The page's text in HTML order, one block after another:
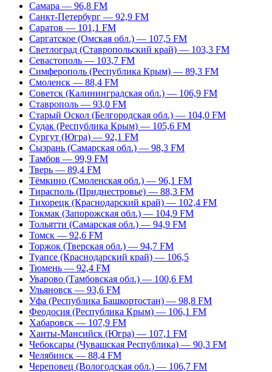
Самара — 96,8 FM
Санкт-Петербург — 92,9 FM
Саратов — 101,1 FM
Саргатское (Омская обл.) — 107,5 FM
Светлоград (Ставропольский край) — 103,3 FM
Севастополь — 103,7 FM
Симферополь (Республика Крым) — 89,3 FM
Смоленск — 88,4 FM
Советск (Калининградская обл.) — 106,9 FM
Ставрополь — 93,0 FM
Старый Оскол (Белгородская обл.) — 104,0 FM
Судак (Республика Крым) — 105,6 FM
Сургут (Югра) — 92,1 FM
Сызрань (Самарская обл.) — 98,3 FM
Тамбов — 99,9 FM
Тверь — 89,4 FM
Тёмкино (Смоленская обл.) — 96,1 FM
Тирасполь (Приднестровье) — 88,3 FM
Тихорецк (Краснодарский край) — 102,4 FM
Токмак (Запорожская обл.) — 104,9 FM
Тольятти (Самарская обл.) — 94,9 FM
Томск — 92,6 FM
Торжок (Тверская обл.) — 94,7 FM
Туапсе (Краснодарский край) — 106,5
Тюмень — 92,4 FM
Уварово (Тамбовская обл.) — 100,6 FM
Ульяновск — 93,6 FM
Уфа (Республика Башкортостан) — 98,8 FM
Феодосия (Республика Крым) — 106,1 FM
Хабаровск — 107,9 FM
Ханты-Мансийск (Югра) — 107,1 FM
Чебоксары (Чувашская Республика) — 90,3 FM
Челябинск — 88,4 FM
Череповец (Вологодская обл.) — 106,7 FM